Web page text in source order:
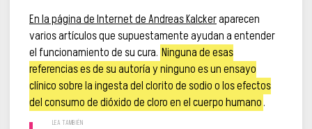
En la página de Internet de Andreas Kalckeraparecen
varios artículos que supuestamente ayudan a entender
el funcionamiento de su cura. Ninguna de esas
referencias es de su autoría y ninguno es un ensayo
clínico sobre la ingesta del clorito de sodio o los efectos
del consumo de dióxido de cloro en el cuerpo humano.